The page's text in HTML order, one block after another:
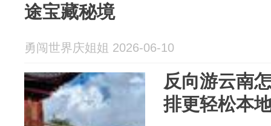
途宝藏秘境
勇闯世界庆姐姐 2026-06-10
反向游云南
排更轻松本